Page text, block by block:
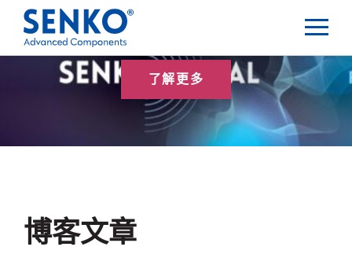
了解更多
博客文章